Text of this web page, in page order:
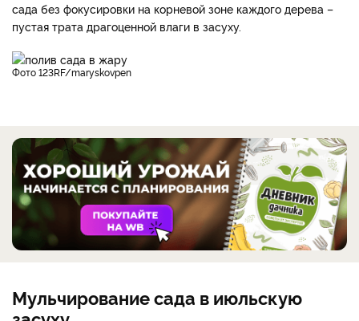
сада без фокусировки на корневой зоне каждого дерева –
пустая трата драгоценной влаги в засуху.
фото 123RF/maryskovpen
Мульчирование сада в июльскую